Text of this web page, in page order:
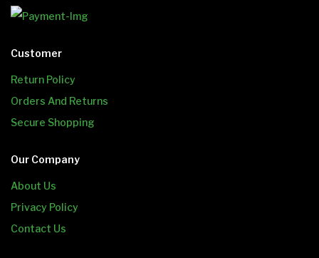
Customer
Return Policy
Orders And Returns
Secure Shopping
Our Company
About Us
Privacy Policy
Contact Us